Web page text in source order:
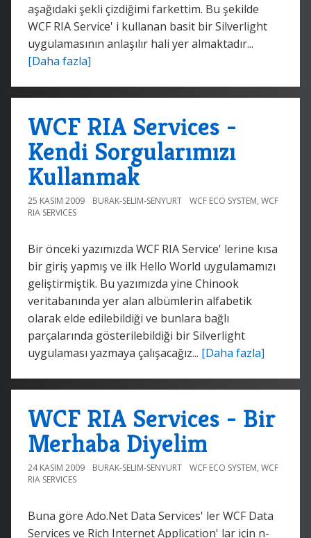
aşağıdaki şekli çizdiğimi farkettim. Bu şekilde
WCF RIA Service' i kullanan basit bir Silverlight
uygulamasının anlaşılır hali yer almaktadır...
[Daha fazla]
WCF RIA Services -
Kendi Sorgularımızı
Kullanmak
25 KASIM 2009 BURAK-SELIM-SENYURT WCF ECO SYSTEM, WCF
RIA SERVICES
Bir önceki yazımızda WCF RIA Service' lerine kısa
bir giriş yapmış ve ilk Hello World uygulamamızı
geliştirmiştik. Bu yazımızda yine Chinook
veritabanında yer alan albümlerin alfabetik
olarak elde edilebildiği ve bunlara bağlı
parçalarında gösterilebildiği bir Silverlight
uygulaması yazmaya çalışacağız... [Daha fazla]
WCF RIA Services - Bir
Merhaba Diyelim
24 KASIM 2009 BURAK-SELIM-SENYURT WCF ECO SYSTEM, WCF
RIA SERVICES
Buna göre Ado.Net Data Services' ler WCF Data
Services ve Rich Internet Application' lar için n-